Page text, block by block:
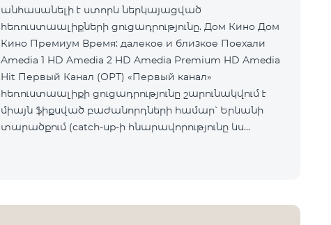
անհասանելի է ստորև ներկայացված
հեռուստաալիքների ցուցադրությունը. Дом Кино Дом
Кино Премиум Время: далекое и близкое Поехали
Amedia 1 HD Amedia 2 HD Amedia Premium HD Amedia
Hit Первый Канал (ОРТ) «Первый канал»
հեռուստաալիքի ցուցադրությունը շարունակվում է
միայն ֆիքսված բաժանորդների համար՝ Երևանի
տարածքում (catch-up-ի հնարավորությունը ևս